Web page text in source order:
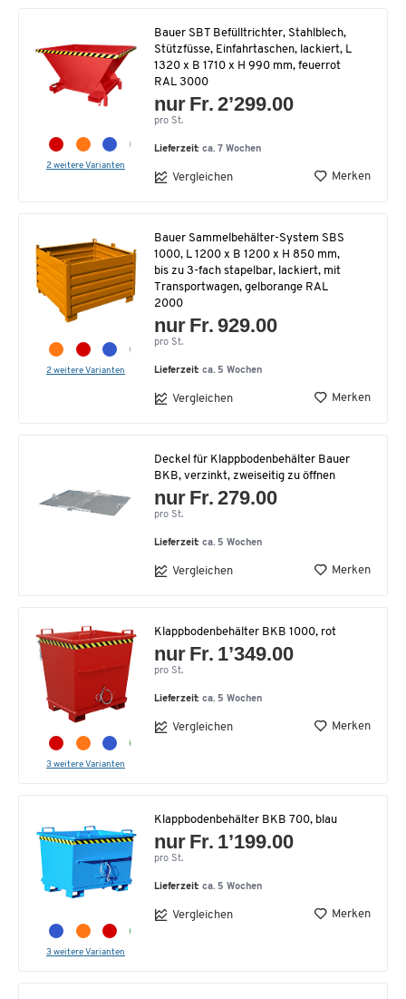
2 weitere Varianten
Bauer SBT Befülltrichter, Stahlblech,
Stützfüsse, Einfahrtaschen, lackiert, L
1320 x B 1710 x H 990 mm, feuerrot
RAL 3000
nur Fr. 2’299.00
pro St.
Lieferzeit:ca. 7 Wochen
Vergleichen Merken
2 weitere Varianten
Bauer Sammelbehälter-System SBS
1000, L 1200 x B 1200 x H 850 mm,
bis zu 3-fach stapelbar, lackiert, mit
Transportwagen, gelborange RAL
2000
nur Fr. 929.00
pro St.
Lieferzeit:ca. 5 Wochen
Vergleichen Merken
Deckel für Klappbodenbehälter Bauer
BKB, verzinkt, zweiseitig zu öffnen
nur Fr. 279.00
pro St.
Lieferzeit:ca. 5 Wochen
Vergleichen Merken
3 weitere Varianten
Klappbodenbehälter BKB 1000, rot
nur Fr. 1’349.00
pro St.
Lieferzeit:ca. 5 Wochen
Vergleichen Merken
3 weitere Varianten
Klappbodenbehälter BKB 700, blau
nur Fr. 1’199.00
pro St.
Lieferzeit:ca. 5 Wochen
Vergleichen Merken